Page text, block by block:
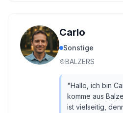
Carlo
Sonstige
BALZERS
"Hallo, ich bin
komme aus
ist vielseitig,